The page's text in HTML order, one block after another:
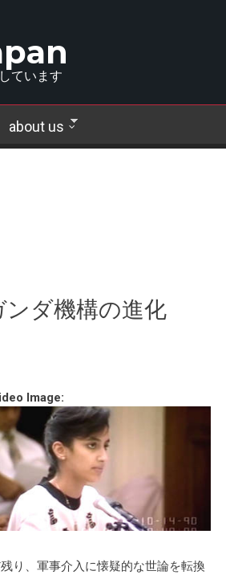
ています
about us
ダ機構の進化
Image:
り、軍事介入に懐疑的な世論を転換